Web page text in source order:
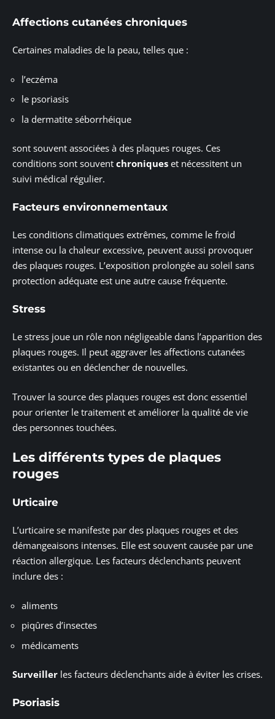
Affections cutanées chroniques
Certaines maladies de la peau, telles que :
l’eczéma
le psoriasis
la dermatite séborrhéique
sont souvent associées à des plaques rouges. Ces
conditions sont souvent chroniques et nécessitent un
suivi médical régulier.
Facteurs environnementaux
Les conditions climatiques extrêmes, comme le froid
intense ou la chaleur excessive, peuvent aussi provoquer
des plaques rouges. L’exposition prolongée au soleil sans
protection adéquate est une autre cause fréquente.
Stress
Le stress joue un rôle non négligeable dans l’apparition des
plaques rouges. Il peut aggraver les affections cutanées
existantes ou en déclencher de nouvelles.
Trouver la source des plaques rouges est donc essentiel
pour orienter le traitement et améliorer la qualité de vie
des personnes touchées.
Les différents types de plaques
rouges
Urticaire
L’urticaire se manifeste par des plaques rouges et des
démangeaisons intenses. Elle est souvent causée par une
réaction allergique. Les facteurs déclenchants peuvent
inclure des :
aliments
piqûres d’insectes
médicaments
Surveiller les facteurs déclenchants aide à éviter les crises.
Psoriasis